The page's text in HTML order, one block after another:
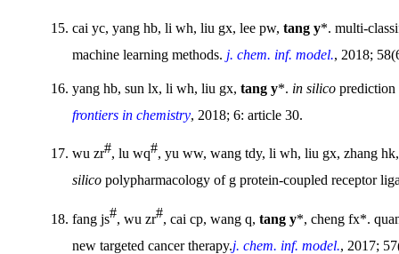
15. cai yc, yang hb, li wh, liu gx, lee pw, tang y*. multi-
machine learning methods. j. chem. inf. model., 2018;
16. yang hb, sun lx, li wh, liu gx, tang y*. in silicoprediction
frontiers in chemistry, 2018; 6: article 30.
17. wu zr#, lu wq#, yu ww, wang tdy, li wh, liu gx, zhang
silicopolypharmacology of g protein-coupled receptor
18. fang js#, wu zr#, cai cp, wang q, tang y*, cheng fx*.
new targeted cancer therapy.j. chem. inf. model., 2017;